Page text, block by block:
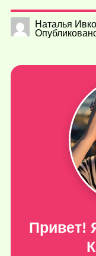
Наталья Ивко
Привет!